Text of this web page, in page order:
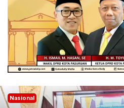
Nasional